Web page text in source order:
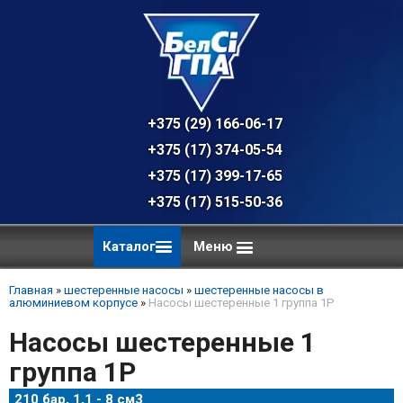
+375 (29) 166-06-17 - техническая
+375 (17) 374-05-54 - общий отдел,
+375 (17) 399-17-65
+375 (17) 515-50-36
Каталог Меню
Главная » шестеренные насосы » шестеренные насосы в
алюминиевом корпусе » Насосы шестеренные 1 группа 1P
Насосы шестеренные 1
группа 1P